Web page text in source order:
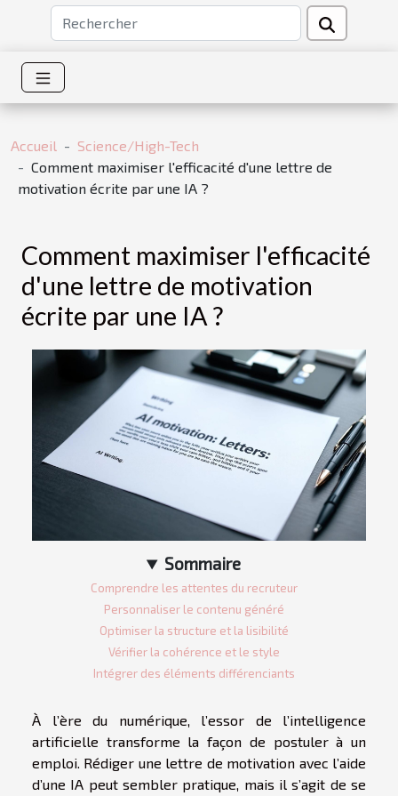
Accueil
Science/High-Tech
Comment maximiser l'efficacité d'une lettre de
motivation écrite par une IA ?
Comment maximiser l'efficacité
d'une lettre de motivation
écrite par une IA ?
Sommaire
Comprendre les attentes du recruteur
Personnaliser le contenu généré
Optimiser la structure et la lisibilité
Vérifier la cohérence et le style
Intégrer des éléments différenciants
À l’ère du numérique, l’essor de l’intelligence
artificielle transforme la façon de postuler à un
emploi. Rédiger une lettre de motivation avec l’aide
d’une IA peut sembler pratique, mais il s’agit de se